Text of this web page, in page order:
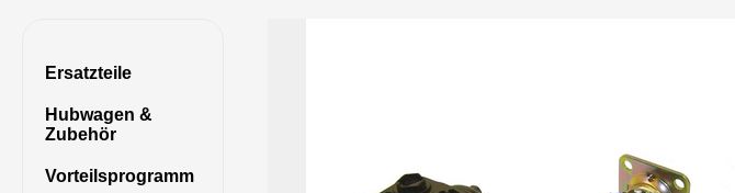
Ersatzteile
Hubwagen &
Zubehör
Vorteilsprogramm